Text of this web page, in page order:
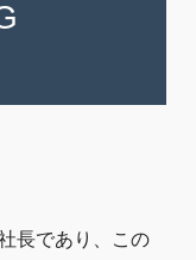
長であり、この